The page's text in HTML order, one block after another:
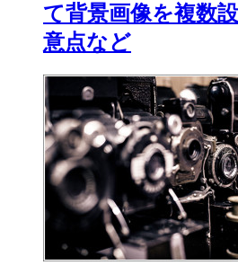
て背景画像を複数
意点など